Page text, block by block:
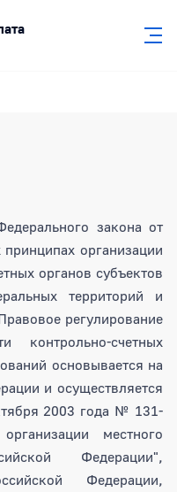
закона от
организации
органов субъектов
территорий и
регулирование
контрольно-счетных
основывается на
и осуществляется
2003 года № 131-
местного
Федерации",
Федерации,